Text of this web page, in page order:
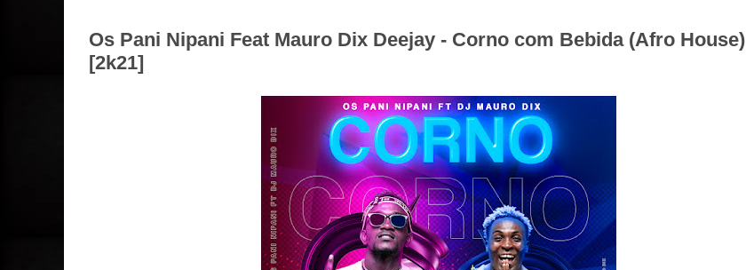
Os Pani Nipani Feat Mauro Dix Deejay - Corno com Bebida (Afro House)
[2k21]